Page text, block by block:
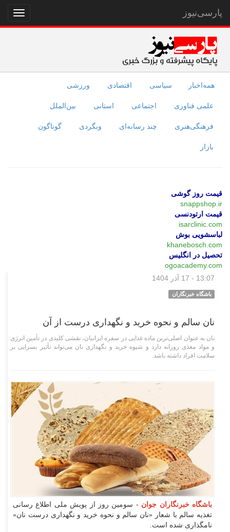
نمایش
منو
پارسی‌نیوز
همه‌اخبار سیاسی اقتصادی ورزشی
علمی فناوری اجتماعی استانی بین‌الملل
فرهنگی‌هنری چند رسانه‌ای وبگردی گوناگون
بازار
قیمت روز گوشی
snappshop.ir
قیمت ارتودنسی
isarclinic.com
لباسشویی بوش
khanebosch.com
تحصیل در انگلیس
ogoacademy.com
13:07 - 17 آذر 1404
باشگاه خبرنگاران
نان سالم و نحوه خرید و نگهداری درست از آن
نان به عنوان اصلی‌ترین ماده غذایی در سفره ایرانیان، نقشی کلیدی در تأمین انرژی
و مواد مغذی روزانه دارد و شیوه خرید و نگهداری نان می‌تواند تأثیر بسزایی بر
سلامت افراد داشته باشد.
باشگاه خبرنگاران جوان- سومین روز از پویش ملی اطلاع رسانی
تغذیه سالم با شعار «نان سالم و نحوه خرید و نگهداری درست نان»
نامگذاری شده است.